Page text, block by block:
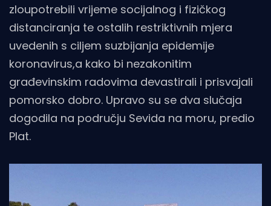
zloupotrebili vrijeme socijalnog i fizičkog
distanciranja te ostalih restriktivnih mjera
uvedenih s ciljem suzbijanja epidemije
koronavirus,a kako bi nezakonitim
građevinskim radovima devastirali i prisvajali
pomorsko dobro. Upravo su se dva slučaja
dogodila na području Sevida na moru, predio
Plat.